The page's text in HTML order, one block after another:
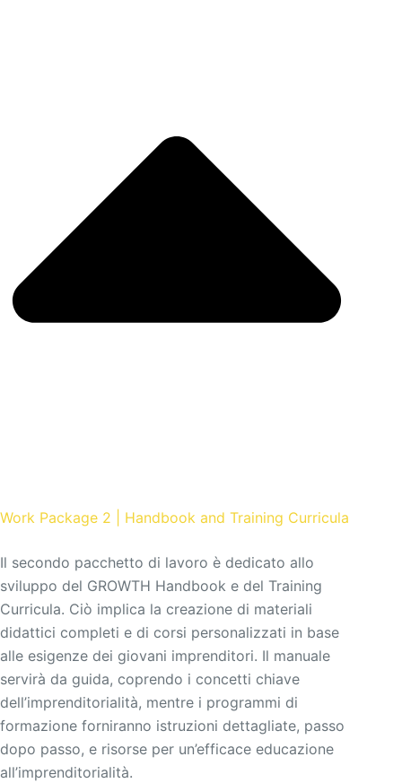
Work Package 2 | Handbook and Training Curricula
Il secondo pacchetto di lavoro è dedicato allo
sviluppo del GROWTH Handbook e del Training
Curricula. Ciò implica la creazione di materiali
didattici completi e di corsi personalizzati in base
alle esigenze dei giovani imprenditori. Il manuale
servirà da guida, coprendo i concetti chiave
dell’imprenditorialità, mentre i programmi di
formazione forniranno istruzioni dettagliate, passo
dopo passo, e risorse per un’efficace educazione
all’imprenditorialità.